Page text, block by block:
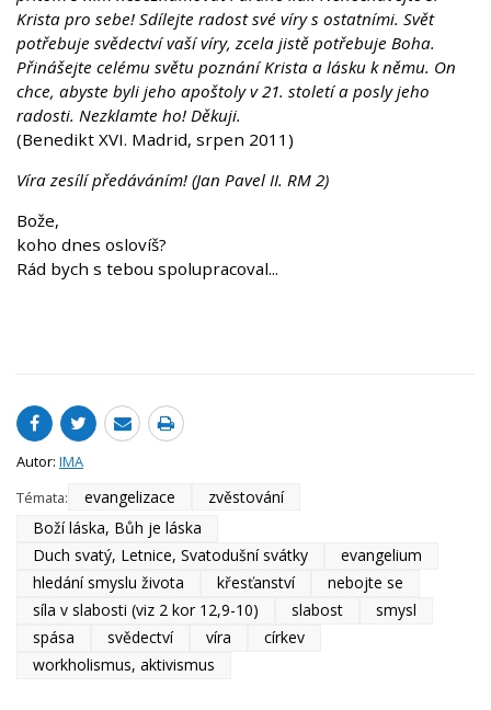
Krista pro sebe! Sdílejte radost své víry s ostatními. Svět
potřebuje svědectví vaší víry, zcela jistě potřebuje Boha.
Přinášejte celému světu poznání Krista a lásku k němu. On
chce, abyste byli jeho apoštoly v 21. století a posly jeho
radosti. Nezklamte ho! Děkuji.
(Benedikt XVI. Madrid, srpen 2011)
Víra zesílí předáváním! (Jan Pavel II. RM 2)
Bože,
koho dnes oslovíš?
Rád bych s tebou spolupracoval...
Autor: IMA
Témata:
evangelizace
zvěstování
Boží láska, Bůh je láska
Duch svatý, Letnice, Svatodušní svátky
evangelium
hledání smyslu života
křesťanství
nebojte se
síla v slabosti (viz 2 kor 12,9-10)
slabost
smysl
spása
svědectví víra
církev
workholismus, aktivismus